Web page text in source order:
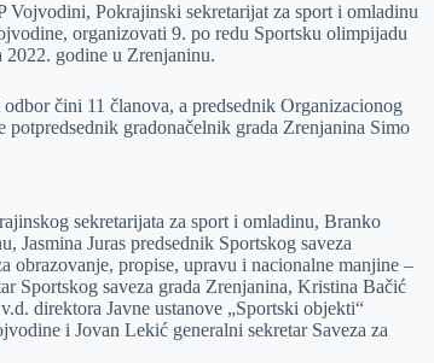
Vojvodini, Pokrajinski sekretarijat za sport i omladinu
organizovati 9. po redu Sportsku olimpijadu
godine u Zrenjaninu.
čini 11 članova, a predsednik Organizacionog
gradonačelnik grada Zrenjanina Simo
sekretarijata za sport i omladinu, Branko
Juras predsednik Sportskog saveza
obrazovanje, propise, upravu i nacionalne manjine –
Sportskog saveza grada Zrenjanina, Kristina Bačić
direktora Javne ustanove „Sportski objekti“
i Jovan Lekić generalni sekretar Saveza za